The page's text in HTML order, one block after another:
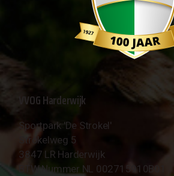
VVOG Harderwijk
Sportpark 'De Strokel'
Strokelweg 5
3847 LR Harderwijk
BTW Nummer NL 002715910B01